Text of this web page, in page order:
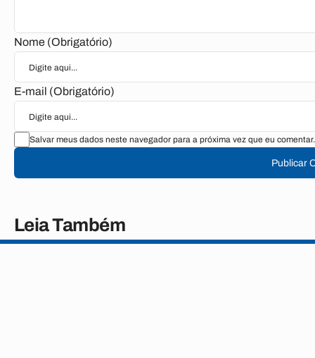
Nome (Obrigatório)
E-mail (Obrigatório)
Salvar meus dados neste navegador para a próxima vez que eu comentar.
Publicar
Leia Também